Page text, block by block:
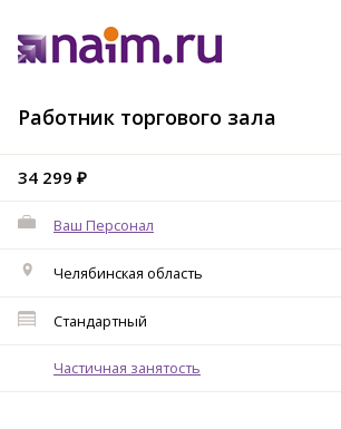
Работник торгового зала
34 299 ₽
Ваш Персонал
Челябинская область
Стандартный
Частичная занятость